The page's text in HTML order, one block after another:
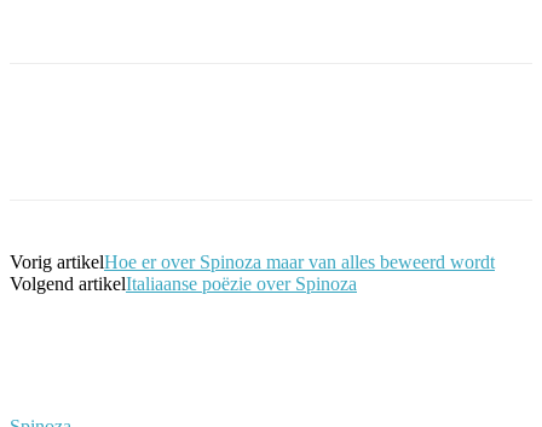
Vorig artikelHoe er over Spinoza maar van alles beweerd wordt
Volgend artikelItaliaanse poëzie over Spinoza